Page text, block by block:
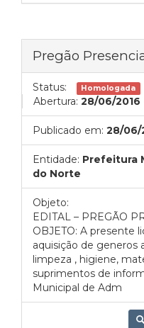
Pregão
Status: Homologada
Abertura: 28/06/2016
Publicado em: 28/06/
Entidade: Prefeitura
do Norte
Objeto:
EDITAL – PREGÃO
OBJETO: A presente
aquisição de generos
limpeza , higiene,
suprimentos de
Municipal de Adm